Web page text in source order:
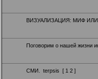
ВИЗУАЛИЗАЦИЯ: МИФ
Поговорим о нашей жизни
СМИ. terpsis [ 1 2 ]